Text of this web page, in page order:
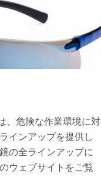
、危険な作業環境に対
インアップを提供し
の全ラインアップに
ウェブサイトをご覧